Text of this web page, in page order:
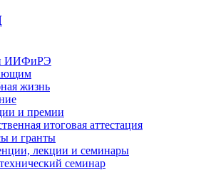
ИИФиРЭ
жизнь
и премии
итоговая аттестация
и гранты
лекции и семинары
семинар